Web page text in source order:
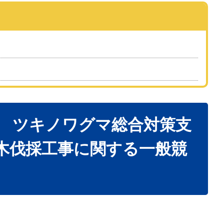
キノワグマ総合対策支
伐採工事に関する一般競